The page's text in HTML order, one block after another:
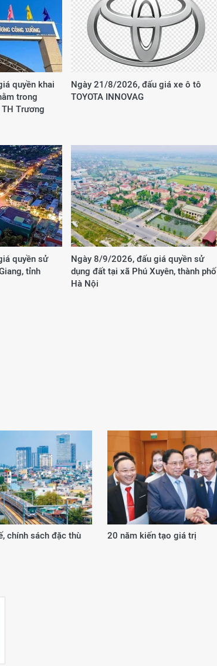
quyền khai
trong
Trương
Ngày 21/8/2026, đấu giá xe ô tô
TOYOTA INNOVAG
quyền sử
tỉnh
Ngày 8/9/2026, đấu giá quyền sử
dụng đất tại xã Phú Xuyên, thành phố
Hà Nội
chính sách đặc thù 20 năm kiến tạo giá trị